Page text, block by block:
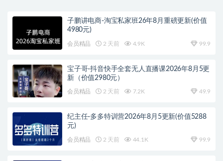
子鹏讲电商-淘宝私家班26年8月重磅更新(价值
4980元)
会员精品 2 天前 4.9K 99.9
宝子哥-抖音快手全套无人直播课2026年8月5更
新（价值2980元）
会员精品 2 天前 7.2K 49.9
纪主任-多多特训营2026年8月5更新(价值5288
元)
会员精品 2 天前 44.1K 99.9